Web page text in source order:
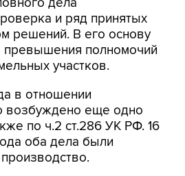
и ряд принятых
решений. В его основу
превышения полномочий
участков.
в отношении
возбуждено еще одно
по ч.2 ст.286 УК РФ. 16
оба дела были